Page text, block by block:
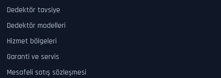
Dedektör tavsiye
Dedektör modelleri
Hizmet bölgeleri
Garanti ve servis
Mesafeli satış sözleşmesi